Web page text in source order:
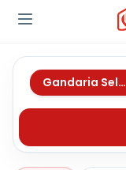
Gandaria Selatan